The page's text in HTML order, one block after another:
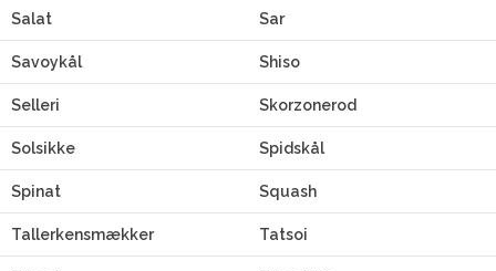
Salat Sar
Savoykål Shiso
Selleri Skorzonerod
Solsikke Spidskål
Spinat Squash
Tallerkensmækker Tatsoi